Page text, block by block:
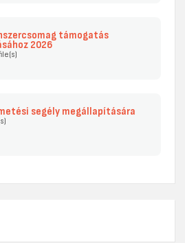
támogatás
2026
segély megállapítására